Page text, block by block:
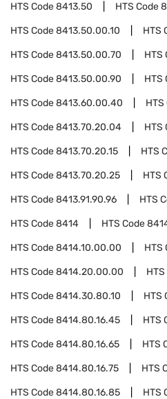
HTS Code8413.50 HTS Code
HTS Code8413.50.00.10 HTS
HTS Code8413.50.00.70 HTS
HTS Code8413.50.00.90 HTS
HTS Code8413.60.00.40 HTS
HTS Code8413.70.20.04 HTS
HTS Code8413.70.20.15 HTS
HTS Code8413.70.20.25 HTS
HTS Code8413.91.90.96 HTS
HTS Code8414 HTS Code
HTS Code8414.10.00.00 HTS
HTS Code8414.20.00.00
HTS Code8414.30.80.10 HTS
HTS Code8414.80.16.45 HTS
HTS Code8414.80.16.65 HTS
HTS Code8414.80.16.75 HTS
HTS Code8414.80.16.85 HTS